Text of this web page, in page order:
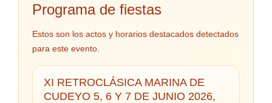
Programa de fiestas
Estos son los actos y horarios destacados detectados
para este evento.
XI RETROCLÁSICA MARINA DE
CUDEYO 5, 6 Y 7 DE JUNIO 2026,